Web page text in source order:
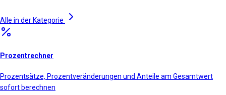
Alle in der Kategorie
Prozentrechner
Prozentsätze, Prozentveränderungen und Anteile am Gesamtwert
sofort berechnen